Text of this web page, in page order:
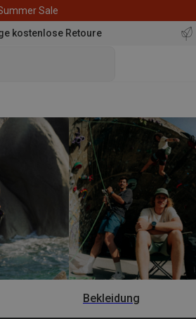
Sale
kostenlose Retoure
Bekleidung